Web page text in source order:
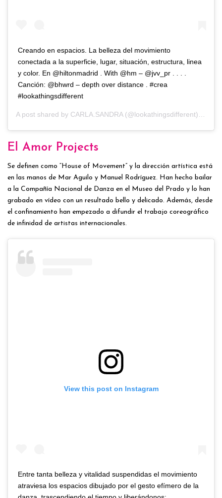
Creando en espacios. La belleza del movimiento
conectada a la superficie, lugar, situación, estructura, linea
y color. En @hiltonmadrid . With @hm – @jvv_pr . . . .
Canción: @bhwrd – depth over distance . #crea
#lookathingsdifferent
A post shared by CARLA.SANDRA(@lookathingsdifferent) on
El Amor Projects
Se definen como “House of Movement” y la dirección artística está
en las manos de Mar Aguilo y Manuel Rodríguez. Han hecho bailar
a la Compañía Nacional de Danza en el Museo del Prado y lo han
grabado en vídeo con un resultado bello y delicado. Además, desde
el confinamiento han empezado a difundir el trabajo coreográfico
de infinidad de artistas internacionales.
View this post on Instagram
Entre tanta belleza y vitalidad suspendidas el movimiento
atraviesa los espacios dibujado por el gesto efímero de la